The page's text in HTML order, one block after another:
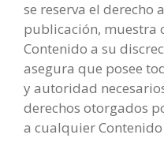
se reserva el derecho
publicación, muestra
Contenido a su
asegura que posee
y autoridad
derechos otorgados
a cualquier